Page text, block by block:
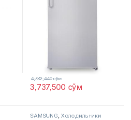
3,737,500 сўм
4,732,440сўм
SAMSUNG Холодильники